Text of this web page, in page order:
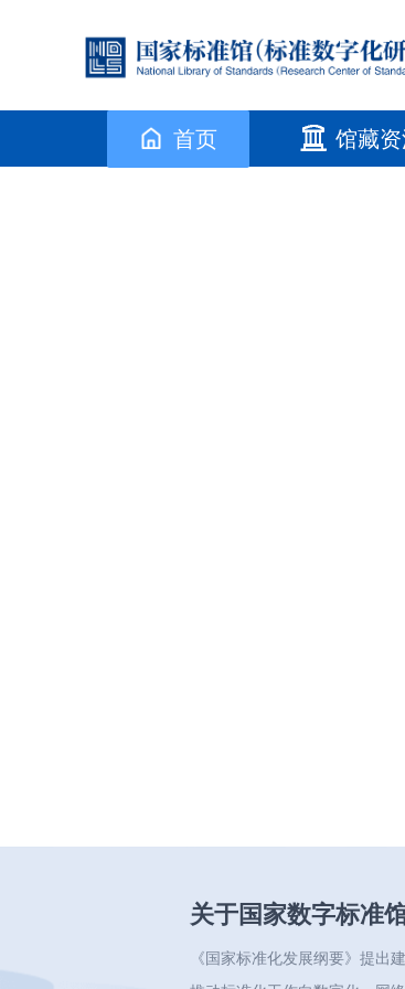
首页 馆藏
关于国家数字标准
《国家标准化发展纲要》提出